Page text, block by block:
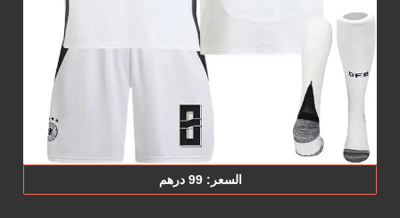
السعر: 99 درهم